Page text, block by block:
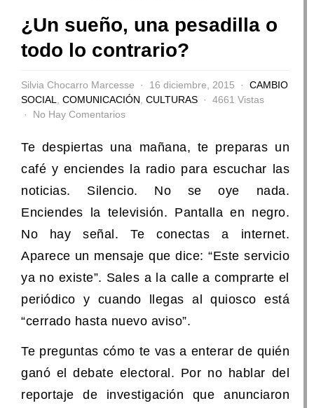
¿Un sueño, una pesadilla o
todo lo contrario?
Silvia Chocarro Marcesse 16 diciembre, 2015
CAMBIO
SOCIAL
COMUNICACIÓN CULTURAS
4661 Vistas
No Hay Comentarios
Te despiertas una mañana, te preparas un
café y enciendes la radio para escuchar las
noticias. Silencio. No se oye nada.
Enciendes la televisión. Pantalla en negro.
No hay señal. Te conectas a internet.
Aparece un mensaje que dice: “Este servicio
ya no existe”. Sales a la calle a comprarte el
periódico y cuando llegas al quiosco está
“cerrado hasta nuevo aviso”.
Te preguntas cómo te vas a enterar de quién
ganó el debate electoral. Por no hablar del
reportaje de investigación que anunciaron